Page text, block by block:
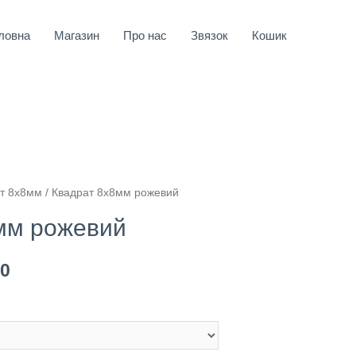
Магазин Про нас Звязок Кошик
8х8мм / Квадрат 8х8мм рожевий
рожевий